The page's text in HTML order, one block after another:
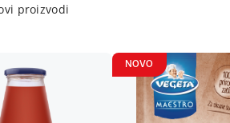
proizvodi
NOVO